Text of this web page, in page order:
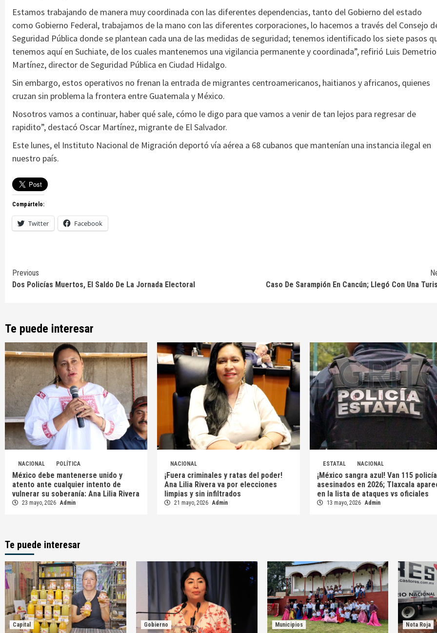
Estamos trabajando de manera muy coordinada con las diferentes dependencias, tanto del Gobierno del estado
como Gobierno Federal, trabajamos de la mano con las diferentes corporaciones, lo hacemos a través del Consejo
Seguridad Pública donde se plantean cada una de las medidas de seguridad; tenemos identificado los siete pasos
tenemos aquí en Suchiate, de los cuales mantenemos una vigilancia permanente y coordinada”, refirió Luis Demetrio
Martínez, director de Seguridad Pública en Ciudad Hidalgo.
Sin embargo, estos operativos no frenan la entrada de migrantes centroamericanos, haitianos y africanos, quienes
cruzan sin problema la frontera entre Guatemala y México.
Nosotros vamos a continuar, haber qué sale, cómo le digo para que vamos a venir de tan lejos para regresar de
rapidito”, destacó Oscar Martínez, migrante de El Salvador.
Este lunes, el Instituto Nacional de Migración deportó vía aérea a 68 cubanos que mantenían una instancia ilegal en
nuestro país.
Compártelo:
Twitter Facebook
Continue
Reading
Previous
Dos Policías Muertos, El Saldo De La Jornada Electoral
Caso De Sarampión En Cancún; Llegó Con Una
Te puede interesar
NACIONAL POLÍTICA
México debe mantenerse unido y
atento ante cualquier intento de
vulnerar su soberanía: Ana Lilia Rivera
23 mayo, 2026 Admin
NACIONAL
¡Fuera criminales y ratas del poder!
Ana Lilia Rivera va por elecciones
limpias y sin infiltrados
21 mayo, 2026 Admin
ESTATAL NACIONAL
¡México sangra azul! Van 115
asesinados en 2026; Tlaxcala
en la lista de ataques vs oficiales
13 mayo, 2026 Admin
Te puede interesar
Capital Gobierno Municipios Nota Roja